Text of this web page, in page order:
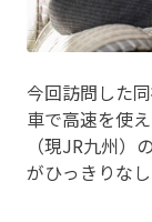
今回訪問した
車で高速を使
（現JR九州
がひっきりなし